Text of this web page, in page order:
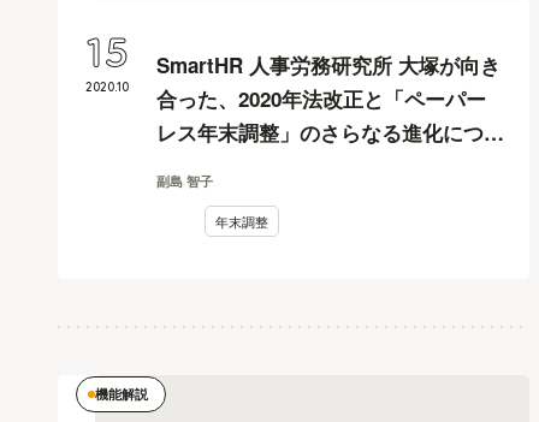
SmartHR 人事労務研究所 大塚が向き
合った、2020年法改正と「ペーパー
レス年末調整」のさらなる進化につい
副島 智子
年末調整
2020.10
15
機能解説